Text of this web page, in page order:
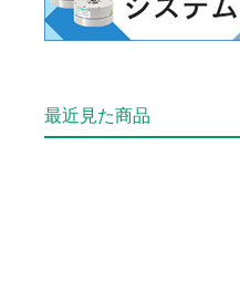
最近見た商品